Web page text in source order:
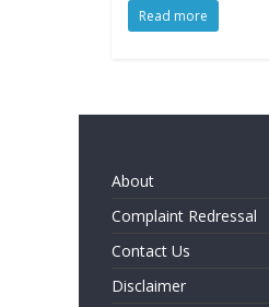
Read more
About
Complaint Redressal
Contact Us
Disclaimer